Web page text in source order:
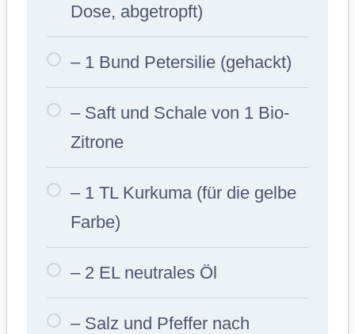
Dose, abgetropft)
– 1 Bund Petersilie (gehackt)
– Saft und Schale von 1 Bio-
Zitrone
– 1 TL Kurkuma (für die gelbe
Farbe)
– 2 EL neutrales Öl
– Salz und Pfeffer nach